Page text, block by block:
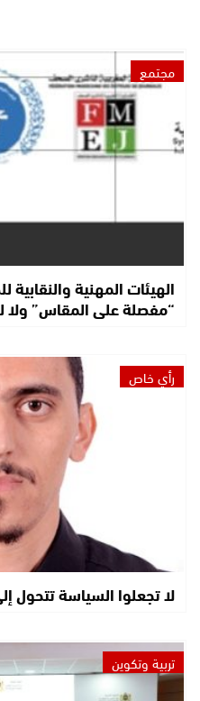
مجتمع
الهيئات المهنية
“مفصلة على المقاس”
رأي خاص
لا تجعلوا السياسة تتحول
تربية وتكوين